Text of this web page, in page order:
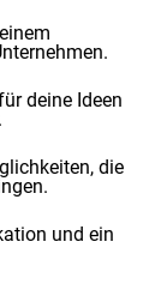
deine Ideen
die
und ein